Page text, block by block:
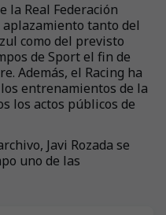
la Real Federación
tanto del
como del previsto
de Sport el fin de
Además, el Racing ha
entrenamientos de la
los actos públicos de
Javi Rozada se
uno de las